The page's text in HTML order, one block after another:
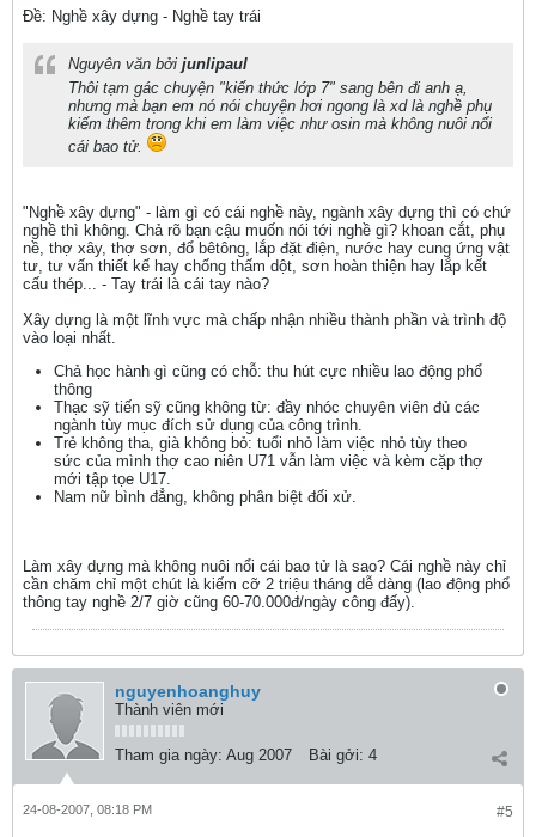
Ðề: Nghề xây dựng - Nghề tay trái
Nguyên văn bởi junlipaul
Thôi tạm gác chuyện "kiến thức lớp 7" sang bên đi anh ạ,
nhưng mà bạn em nó nói chuyện hơi ngong là xd là nghề phụ
kiếm thêm trong khi em làm việc như osin mà không nuôi nổi
cái bao tử.
"Nghề xây dựng" - làm gì có cái nghề này, ngành xây dựng thì có chứ
nghề thì không. Chả rõ bạn cậu muốn nói tới nghề gì? khoan cắt, phụ
nề, thợ xây, thợ sơn, đổ bêtông, lắp đặt điện, nước hay cung ứng vật
tư, tư vấn thiết kế hay chống thấm dột, sơn hoàn thiện hay lắp kết
cấu thép... - Tay trái là cái tay nào?
Xây dựng là một lĩnh vực mà chấp nhận nhiều thành phần và trình độ
vào loại nhất.
Chả học hành gì cũng có chỗ: thu hút cực nhiều lao động phổ
thông
Thạc sỹ tiến sỹ cũng không từ: đầy nhóc chuyên viên đủ các
ngành tùy mục đích sử dụng của công trình.
Trẻ không tha, già không bỏ: tuổi nhỏ làm việc nhỏ tùy theo
sức của mình thợ cao niên U71 vẫn làm việc và kèm cặp thợ
mới tập tọe U17.
Nam nữ bình đẳng, không phân biệt đối xử.
Làm xây dựng mà không nuôi nổi cái bao tử là sao? Cái nghề này chỉ
cần chăm chỉ một chút là kiếm cỡ 2 triệu tháng dễ dàng (lao động phổ
thông tay nghề 2/7 giờ cũng 60-70.000đ/ngày công đấy).
nguyenhoanghuy
Thành viên mới
Tham gia ngày: Aug 2007 Bài gởi: 4
#5
24-08-2007, 08:18 PM